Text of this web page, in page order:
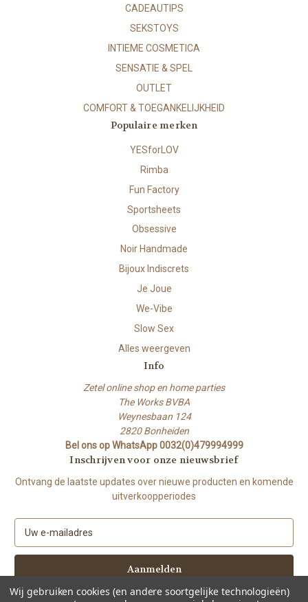
CADEAUTIPS
SEKSTOYS
INTIEME COSMETICA
SENSATIE & SPEL
OUTLET
COMFORT & TOEGANKELIJKHEID
Populaire merken
YESforLOV
Rimba
Fun Factory
Sportsheets
Obsessive
Noir Handmade
Bijoux Indiscrets
Je Joue
We-Vibe
Slow Sex
Alles weergeven
Info
Zetel online shop en home parties
The Works BVBA
Weynesbaan 124
2820 Bonheiden
Bel ons op WhatsApp 0032(0)479994999
Inschrijven voor onze nieuwsbrief
Ontvang de laatste updates over nieuwe producten en komende
uitverkoopperiodes
m
l
Wij gebruiken cookies (en andere soortgelijke technologieën)